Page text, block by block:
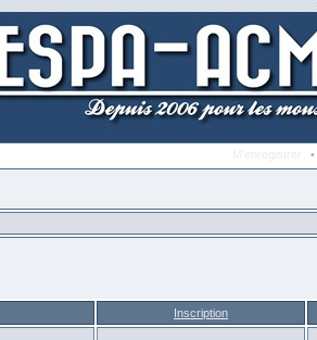
M’enregistrer •
Inscription